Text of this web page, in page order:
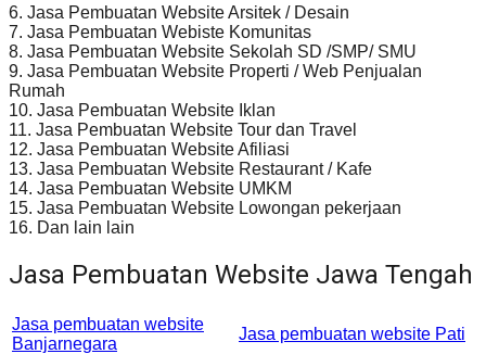
6. Jasa Pembuatan Website Arsitek / Desain
7. Jasa Pembuatan Webiste Komunitas
8. Jasa Pembuatan Website Sekolah SD /SMP/ SMU
9. Jasa Pembuatan Website Properti / Web Penjualan
Rumah
10. Jasa Pembuatan Website Iklan
11. Jasa Pembuatan Website Tour dan Travel
12. Jasa Pembuatan Website Afiliasi
13. Jasa Pembuatan Website Restaurant / Kafe
14. Jasa Pembuatan Website UMKM
15. Jasa Pembuatan Website Lowongan pekerjaan
16. Dan lain lain
Jasa Pembuatan Website Jawa Tengah
Jasa pembuatan website
Banjarnegara
Jasa pembuatan website Pati